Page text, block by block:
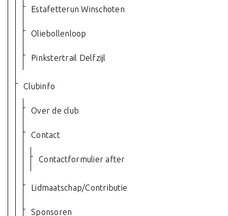
Estafetterun Winschoten
Oliebollenloop
Pinkstertrail Delfzijl
Clubinfo
Over de club
Contact
Contactformulier after
Lidmaatschap/Contributie
Sponsoren